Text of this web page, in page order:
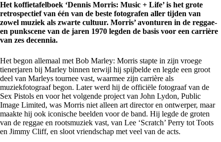
Het koffietafelboek ‘Dennis Morris: Music + Life’ is het grote
retrospectief van één van de beste fotografen aller tijden van
zowel muziek als zwarte cultuur. Morris’ avonturen in de reggae-
en punkscene van de jaren 1970 legden de basis voor een carrière
van zes decennia.
Het begon allemaal met Bob Marley: Morris stapte in zijn vroege
tienerjaren bij Marley binnen terwijl hij spijbelde en legde een groot
deel van Marleys tournee vast, waarmee zijn carrière als
muziekfotograaf begon. Later werd hij de officiële fotograaf van de
Sex Pistols en voor het volgende project van John Lydon, Public
Image Limited, was Morris niet alleen art director en ontwerper, maar
maakte hij ook iconische beelden voor de band. Hij legde de groten
van de reggae en rootsmuziek vast, van Lee ‘Scratch’ Perry tot Toots
en Jimmy Cliff, en sloot vriendschap met veel van de acts.